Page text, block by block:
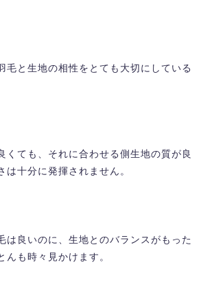
毛と生地の相性をとても大切にしている
くても、それに合わせる側生地の質が良
は十分に発揮されません。
は良いのに、生地とのバランスがもった
も時々見かけます。